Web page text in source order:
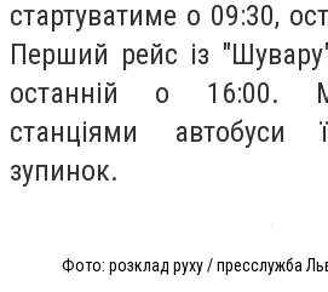
стартуватиме о 09:30,
Перший рейс із
останній о 16:00.
станціями автобуси
зупинок.
Фото: розклад руху / пресслужба